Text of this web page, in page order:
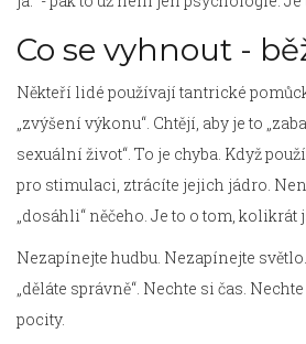
Co se vyhnout -
Někteří lidé používají tantrické
„zvýšení výkonu“. Chtějí, aby je to
sexuální život“. To je chyba. Když
pro stimulaci, ztrácíte jejich jádro.
„dosáhli“ něčeho. Je to o tom, kolikrát
Nezapínejte hudbu. Nezapínejte
„děláte správně“. Nechte si čas.
pocity.